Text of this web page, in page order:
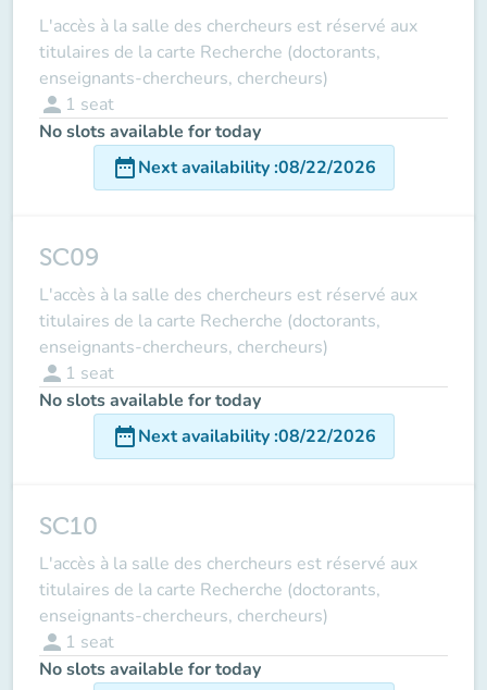
L'accès à la salle des chercheurs est réservé aux
titulaires de la carte Recherche (doctorants,
enseignants-chercheurs, chercheurs)
person 1 seat
No slots available for today
date_rangeNext availability:08/22/2026
SC09
L'accès à la salle des chercheurs est réservé aux
titulaires de la carte Recherche (doctorants,
enseignants-chercheurs, chercheurs)
person 1 seat
No slots available for today
date_rangeNext availability:08/22/2026
SC10
L'accès à la salle des chercheurs est réservé aux
titulaires de la carte Recherche (doctorants,
enseignants-chercheurs, chercheurs)
person 1 seat
No slots available for today